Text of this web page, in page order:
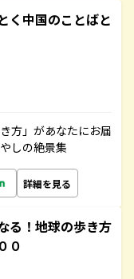
く中国のことばと
方」があなたにお届
しの絶景集
詳細を見る
る！地球の歩き方
０